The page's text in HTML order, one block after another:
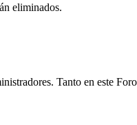
eliminados.
Tanto en este